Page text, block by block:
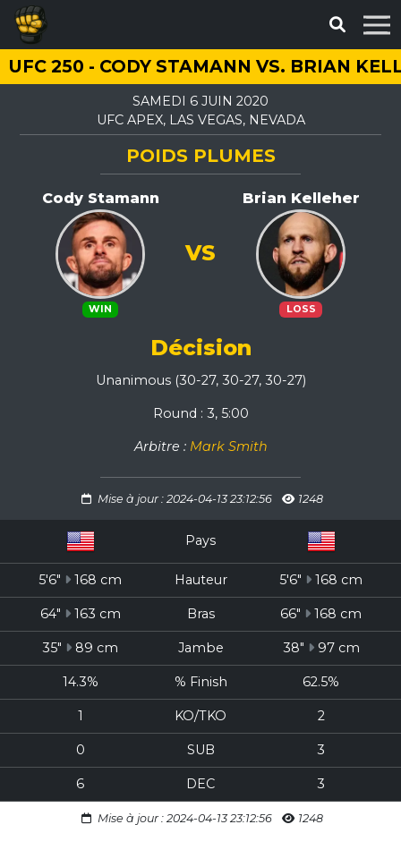
UFC 250 - CODY STAMANN VS. BRIAN
SAMEDI 6 JUIN 2020
UFC APEX, LAS VEGAS, NEVADA
POIDS PLUMES
Cody Stamann
WIN
Brian Kelleher
LOSS
VS
Décision
Unanimous (30-27, 30-27, 30-27)
Round : 3, 5:00
Arbitre : Mark Smith
Mise à jour : 2024-04-13 23:12:56 1248
Pays
5'6" 168 cm Hauteur 5'6" 168 cm
64" 163 cm Bras 66" 168 cm
35" 89 cm Jambe 38" 97 cm
14.3% % Finish 62.5%
1 KO/TKO 2
0 SUB 3
6 DEC 3
Mise à jour : 2024-04-13 23:12:56 1248